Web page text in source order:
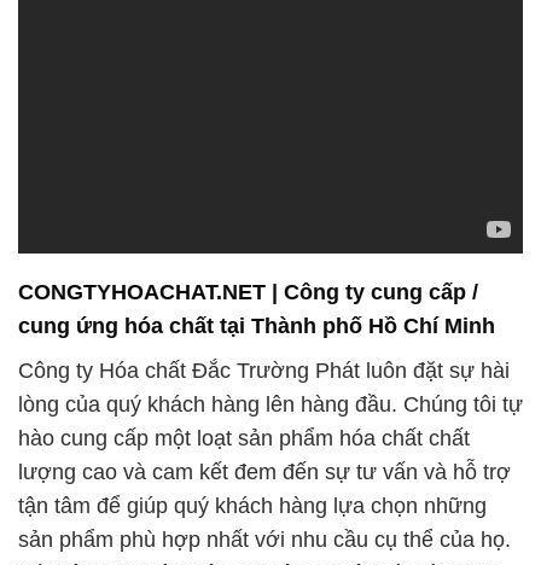
CONGTYHOACHAT.NET | Công ty cung cấp /
cung ứng hóa chất tại Thành phố Hồ Chí Minh
Công ty Hóa chất Đắc Trường Phát luôn đặt sự hài
lòng của quý khách hàng lên hàng đầu. Chúng tôi tự
hào cung cấp một loạt sản phẩm hóa chất chất
lượng cao và cam kết đem đến sự tư vấn và hỗ trợ
tận tâm để giúp quý khách hàng lựa chọn những
sản phẩm phù hợp nhất với nhu cầu cụ thể của họ.